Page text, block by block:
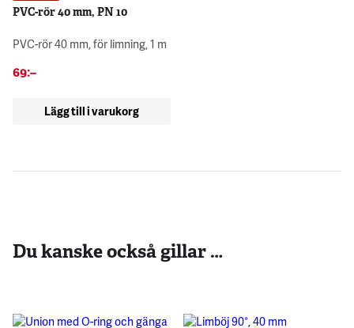
PVC-rör 40 mm, PN 10
PVC-rör 40 mm, för limning, 1 m
69:–
Lägg till i varukorg
Du kanske också gillar …